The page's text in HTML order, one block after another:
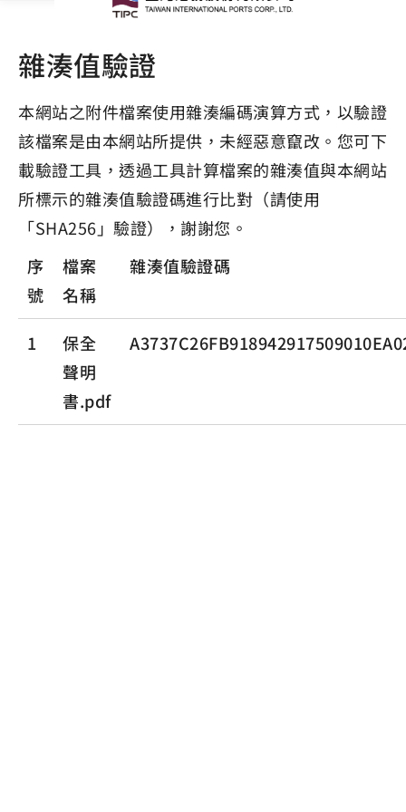
雜湊值驗證
本網站之附件檔案使用雜湊編碼演算方式，以驗證
該檔案是由本網站所提供，未經惡意竄改。您可下
載驗證工具，透過工具計算檔案的雜湊值與本網站
所標示的雜湊值驗證碼進行比對（請使用
「SHA256」驗證），謝謝您。
序
號
檔案
名稱
雜湊值驗證碼
1
保全
聲明
書.pdf